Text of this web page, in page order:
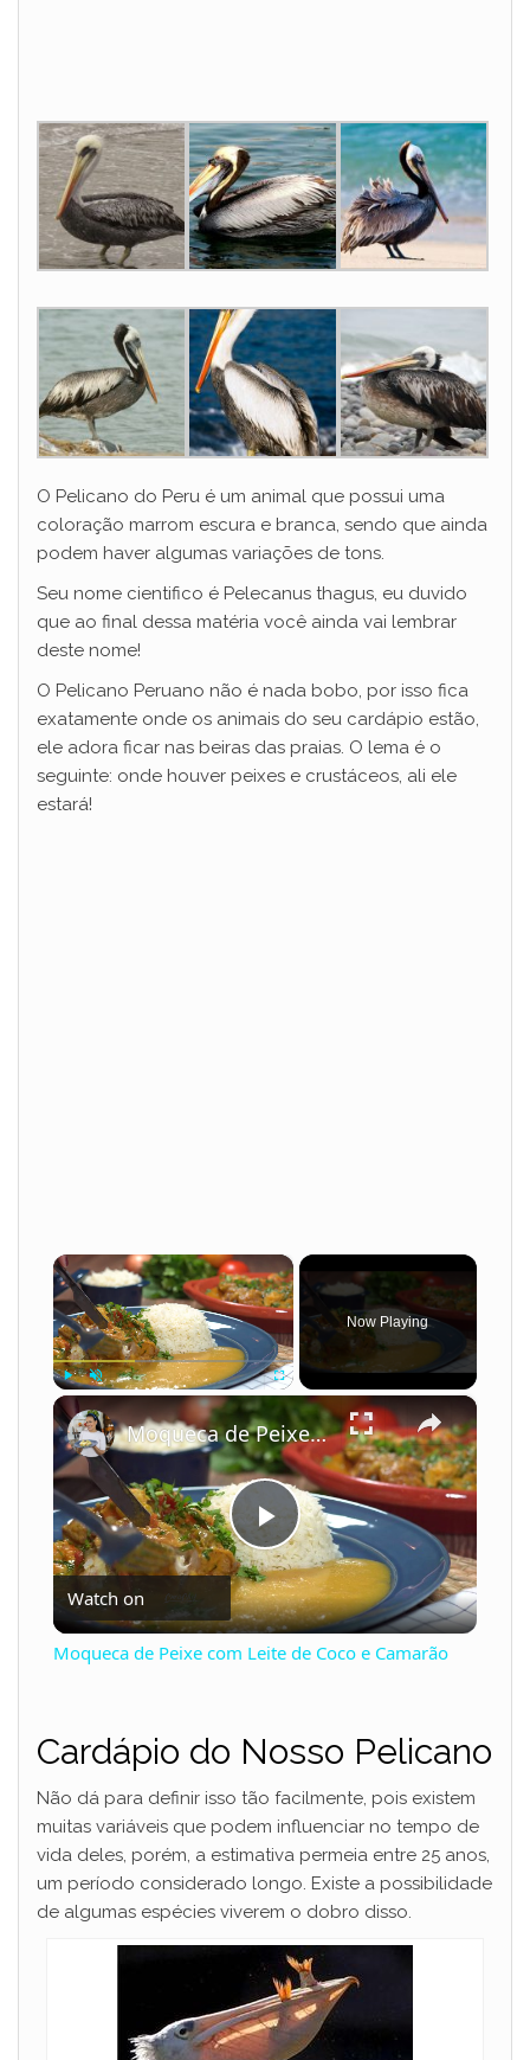
O Pelicano do Peru é um animal que possui uma
coloração marrom escura e branca, sendo que ainda
podem haver algumas variações de tons.
Seu nome cientifico é Pelecanus thagus, eu duvido
que ao final dessa matéria você ainda vai lembrar
deste nome!
O Pelicano Peruano não é nada bobo, por isso fica
exatamente onde os animais do seu cardápio estão,
ele adora ficar nas beiras das praias. O lema é o
seguinte: onde houver peixes e crustáceos, ali ele
estará!
×
Fullscreen
Now Playing
×
P
l
y
V
i
d
e
Moqueca de Peixe com Leite de Coco e Camarão
Watch on
Moqueca de Peixe com Leite de Coco e Camarão
Cardápio do Nosso Pelicano
Não dá para definir isso tão facilmente, pois existem
muitas variáveis que podem influenciar no tempo de
vida deles, porém, a estimativa permeia entre 25 anos,
um período considerado longo. Existe a possibilidade
de algumas espécies viverem o dobro disso.